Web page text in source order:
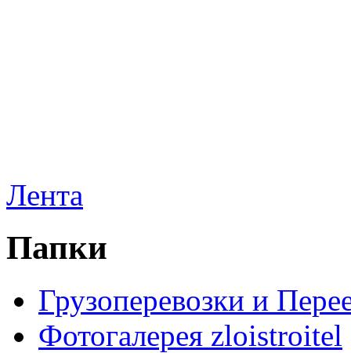
Лента
Папки
Грузоперевозки и
Фотогалерея zloistroitel